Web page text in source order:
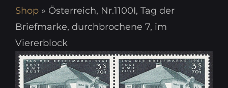
Shop » Österreich, Nr.1100I, Tag der
Briefmarke, durchbrochene 7, im
Viererblock